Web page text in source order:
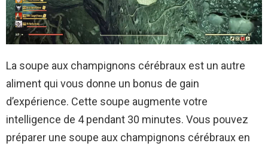
La soupe aux champignons cérébraux est un autre
aliment qui vous donne un bonus de gain
d’expérience. Cette soupe augmente votre
intelligence de 4 pendant 30 minutes. Vous pouvez
préparer une soupe aux champignons cérébraux en